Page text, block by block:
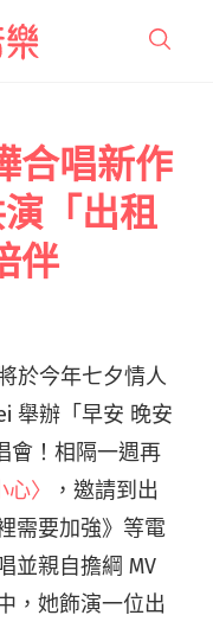
合唱新作
演「出租
伴
於今年七夕情人
舉辦「早安 晚安
會！相隔一週再
心〉
，邀請到出
需要加強》等電
並親自擔綱 MV
，她飾演一位出